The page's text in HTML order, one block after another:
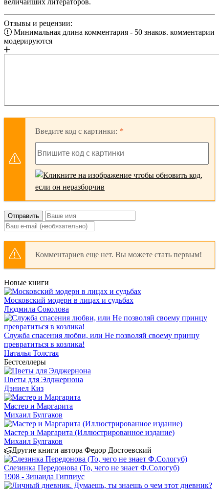
величайших литераторов.
Отзывы и рецензии:
Минимальная длина комментария - 50 знаков. комментарии
модерируются
Введите код с картинки:
Отправить
Комментариев еще нет. Вы можете стать первым!
Новые книги
Московский модерн в лицах и судьбах
Людмила Соколова
Служба спасения любви, или Не позволяй своему принцу
превратиться в козлика!
Наталья Толстая
Бестселлеры
Цветы для Элджернона
Дэниел Киз
Мастер и Маргарита
Михаил Булгаков
Мастер и Маргарита (Иллюстрированное издание)
Михаил Булгаков
Другие книги автора Федор Достоевский
Слезинка Передонова (То, чего не знает Ф.Сологуб)
1908 - Зинаида Гиппиус